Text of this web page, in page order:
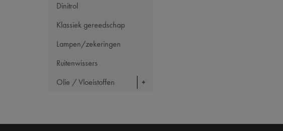
Dinitrol
Klassiek gereedschap
Lampen/zekeringen
Ruitenwissers
Olie / Vloeistoffen